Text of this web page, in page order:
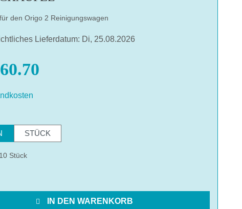
den Origo 2 Reinigungswagen
Lieferdatum: Di, 25.08.2026
STÜCK
10 Stück
IN DEN WARENKORB